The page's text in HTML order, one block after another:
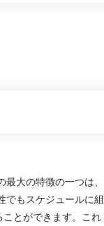
大の特徴の一つは、
でもスケジュールに組
とができます。これ